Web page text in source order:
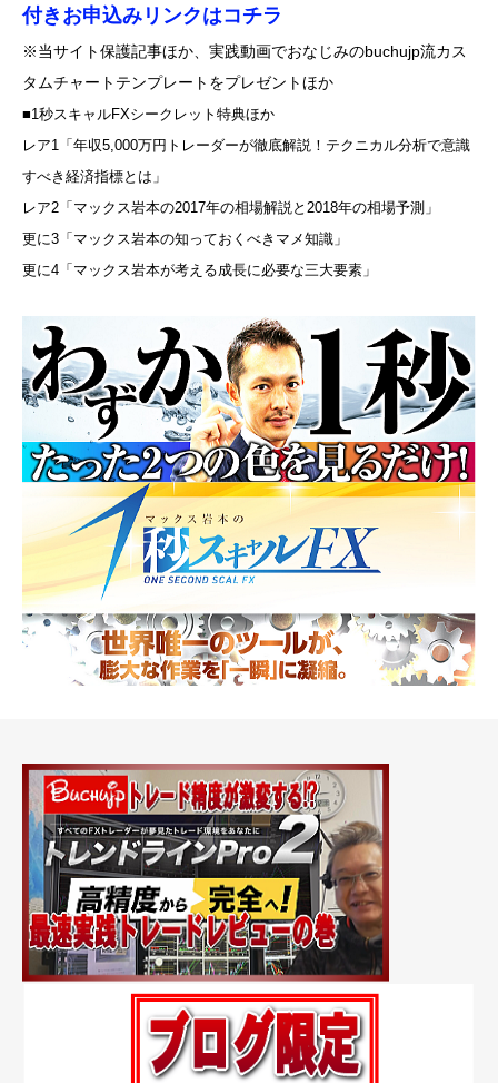
付きお申込みリンクはコチラ
※当サイト保護記事ほか、実践動画でおなじみのbuchujp流カス
タムチャートテンプレートをプレゼントほか
■1秒スキャルFXシークレット特典ほか
レア1「年収5,000万円トレーダーが徹底解説！テクニカル分析で意識
すべき経済指標とは」
レア2「マックス岩本の2017年の相場解説と2018年の相場予測」
更に3「マックス岩本の知っておくべきマメ知識」
更に4「マックス岩本が考える成長に必要な三大要素」